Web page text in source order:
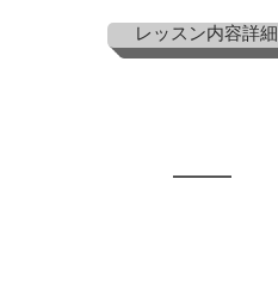
レッスン内容詳細